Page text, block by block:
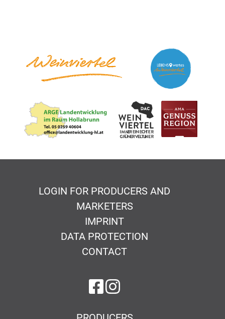
LOGIN FOR PRODUCERS AND
MARKETERS
IMPRINT
DATA PROTECTION
CONTACT
on Facebook
on Instagram